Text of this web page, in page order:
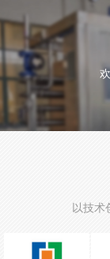
以技术